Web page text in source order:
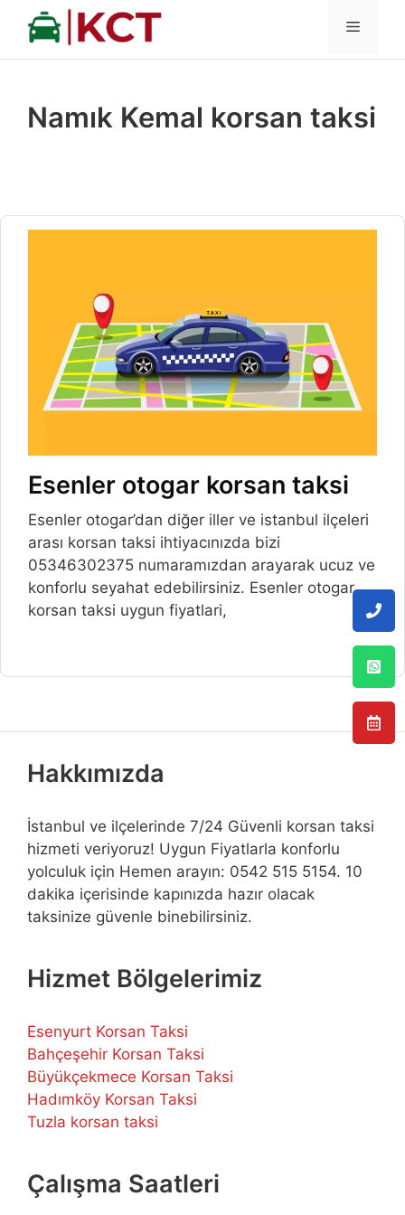
İçeriğe
MENÜ
Namık Kemal korsan taksi
Esenler otogar korsan taksi
Esenler otogar’dan diğer iller ve istanbul ilçeleri
arası korsan taksi ihtiyacınızda bizi
05346302375 numaramızdan arayarak ucuz ve
konforlu seyahat edebilirsiniz. Esenler otogar
korsan taksi uygun fiyatlari,
Hakkımızda
İstanbul ve ilçelerinde 7/24 Güvenli korsan taksi
hizmeti veriyoruz! Uygun Fiyatlarla konforlu
yolculuk için Hemen arayın: 0542 515 5154. 10
dakika içerisinde kapınızda hazır olacak
taksinize güvenle binebilirsiniz.
Hizmet Bölgelerimiz
Esenyurt Korsan Taksi
Bahçeşehir Korsan Taksi
Büyükçekmece Korsan Taksi
Hadımköy Korsan Taksi
Tuzla korsan taksi
Çalışma Saatleri